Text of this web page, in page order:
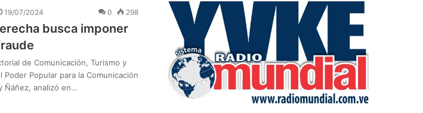
19/07/2024 0 298
busca imponer
de Comunicación, Turismo y
Popular para la Comunicación
Ñáñez, analizó en…
r